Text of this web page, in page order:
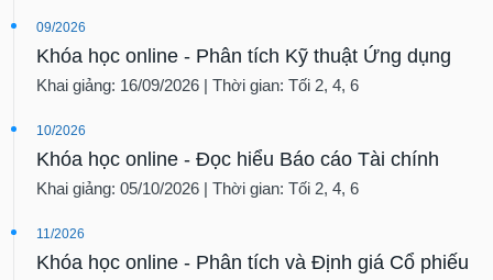
09/2026
Khóa học online - Phân tích Kỹ thuật Ứng dụng
Khai giảng: 16/09/2026 | Thời gian: Tối 2, 4, 6
10/2026
Khóa học online - Đọc hiểu Báo cáo Tài chính
Khai giảng: 05/10/2026 | Thời gian: Tối 2, 4, 6
11/2026
Khóa học online - Phân tích và Định giá Cổ phiếu